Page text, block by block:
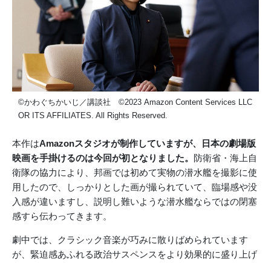
©かわぐちかいじ／講談社 ©2023 Amazon Content Services LLC
OR ITS AFFILIATES. All Rights Reserved.
本作はAmazonスタジオが制作していますが、日本の劇場版
映画を手掛けるのは今回が初となりました。 防衛省・海上自
衛隊の協力により、邦画では初めて実物の潜水艦を撮影に使
用したので、しっかりとした画が撮られていて、臨場感や没
入感が違いますし、説明し難いような潜水艦ならではの閉塞
感すら伝わってきます。
劇中では、クラシック音楽が巧みに散りばめられています
が、緊迫感あふれる政治サスペンスをより効果的に盛り上げ